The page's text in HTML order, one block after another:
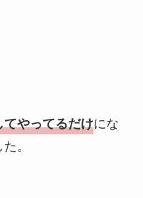
てやってるだけにな
。